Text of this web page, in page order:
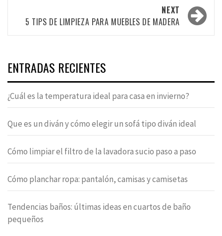
NEXT
5 TIPS DE LIMPIEZA PARA MUEBLES DE MADERA
ENTRADAS RECIENTES
¿Cuál es la temperatura ideal para casa en invierno?
Que es un diván y cómo elegir un sofá tipo diván ideal
Cómo limpiar el filtro de la lavadora sucio paso a paso
Cómo planchar ropa: pantalón, camisas y camisetas
Tendencias baños: últimas ideas en cuartos de baño
pequeños